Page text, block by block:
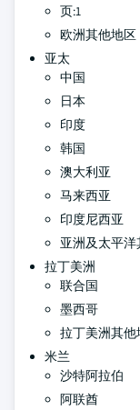
页:1
欧洲其他地区
亚太
中国
日本
印度
韩国
澳大利亚
马来西亚
印度尼西亚
亚洲及太平
拉丁美洲
联合国
墨西哥
拉丁美洲其他
米兰
沙特阿拉伯
阿联酋